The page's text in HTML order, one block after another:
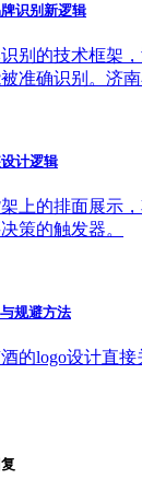
识别新逻辑
别的技术框架
准确识别。济
计逻辑
上的排面展示
策的触发器。
规避方法
的logo设计直